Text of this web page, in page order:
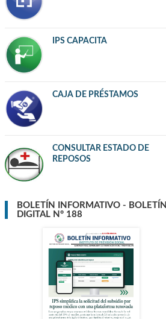
IPS CAPACITA
CAJA DE PRÉSTAMOS
CONSULTAR ESTADO DE
REPOSOS
BOLETÍN INFORMATIVO - BOLETÍN
DIGITAL N° 188